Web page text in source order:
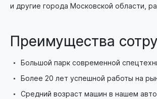
и другие города Московской области,
Преимущества
Большой парк современной
Более 20 лет успешной работы на
Средний возраст машин в нашем